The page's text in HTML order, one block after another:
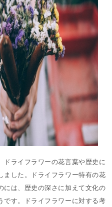
ドライフラワーの花言葉や歴史に
ました。ドライフラワー特有の花
には、歴史の深さに加えて文化の
です。ドライフラワーに対する考